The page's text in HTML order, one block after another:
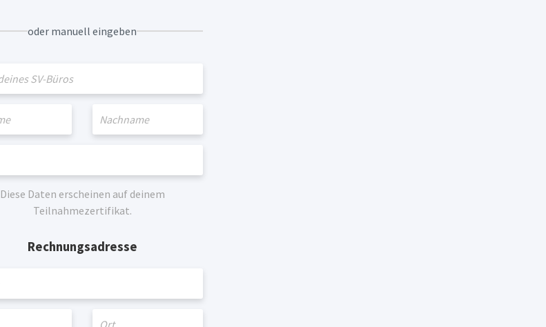
oder manuell eingeben
Diese Daten erscheinen auf deinem
Teilnahmezertifikat.
Rechnungsadresse